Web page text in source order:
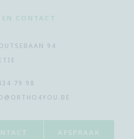
EN CONTACT
94
79 98
AFSPRAAK